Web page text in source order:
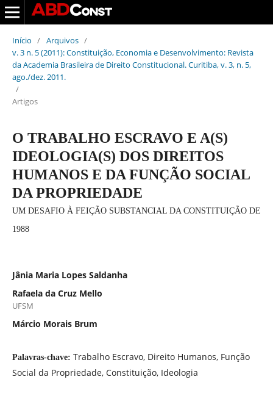
Início / Arquivos /
v. 3 n. 5 (2011): Constituição, Economia e Desenvolvimento: Revista
da Academia Brasileira de Direito Constitucional. Curitiba, v. 3, n. 5,
ago./dez. 2011.
/
Artigos
O TRABALHO ESCRAVO E A(S)
IDEOLOGIA(S) DOS DIREITOS
HUMANOS E DA FUNÇÃO SOCIAL
DA PROPRIEDADE
UM DESAFIO À FEIÇÃO SUBSTANCIAL DA CONSTITUIÇÃO DE
1988
Jânia Maria Lopes Saldanha
Rafaela da Cruz Mello
UFSM
Márcio Morais Brum
Palavras-chave: Trabalho Escravo, Direito Humanos, Função
Social da Propriedade, Constituição, Ideologia